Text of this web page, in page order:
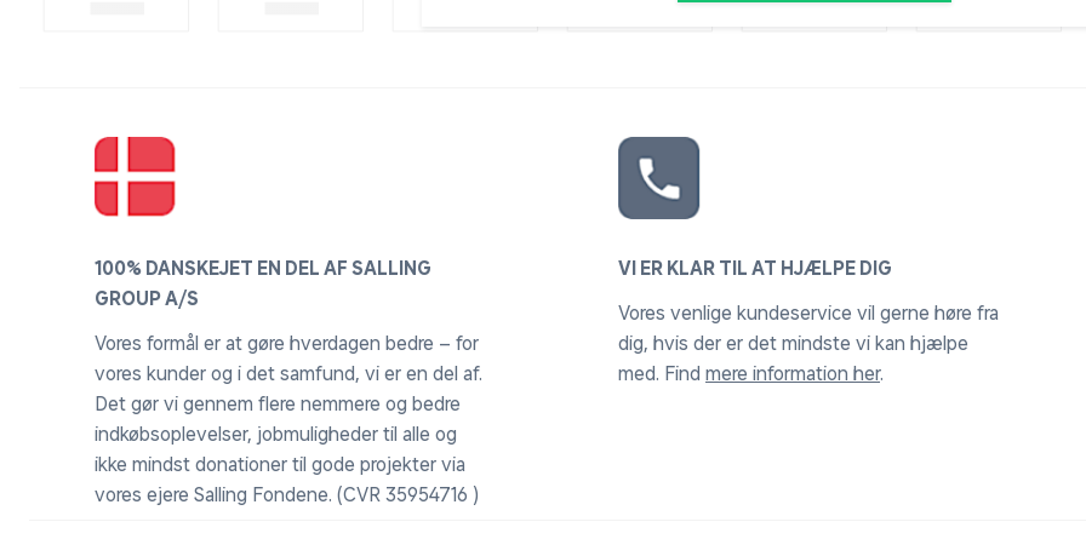
100% DANSKEJET EN DEL AF SALLING
GROUP A/S
Vores formål er at gøre hverdagen bedre – for
vores kunder og i det samfund, vi er en del af.
Det gør vi gennem flere nemmere og bedre
indkøbsoplevelser, jobmuligheder til alle og
ikke mindst donationer til gode projekter via
vores ejere Salling Fondene. (CVR 35954716 )
VI ER KLAR TIL AT HJÆLPE DIG
Vores venlige kundeservice vil gerne høre fra
dig, hvis der er det mindste vi kan hjælpe
med. Find mere information her.